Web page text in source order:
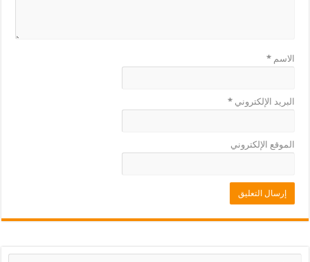
الاسم*
البريد الإلكتروني*
الموقع الإلكتروني